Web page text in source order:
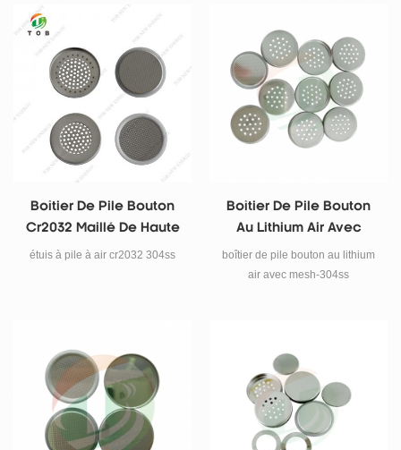
Boîtier De Pile Bouton
Cr2032 Maillé De Haute
Qualité
étuis à pile à air cr2032 304ss
Boîtier De Pile Bouton
Au Lithium Air Avec
Mesh-304ss
boîtier de pile bouton au lithium
air avec mesh-304ss